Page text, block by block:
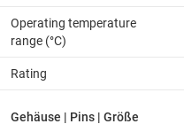
Operating temperature
range (°C)
Rating